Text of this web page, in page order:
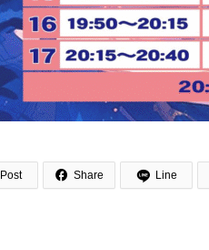
Post  Share Line